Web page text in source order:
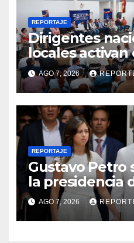
REPORTAJE
Dirigentes
locales
«Repensando
para impulsar
desde las
AGO 7, 2026
REPORTAJE
Gustavo Petro
la presidencia
de Nariño
AGO 7, 2026